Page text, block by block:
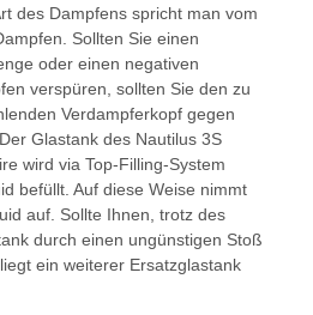
des Dampfens spricht man vom
Sollten Sie einen
oder einen negativen
verspüren, sollten Sie den zu
Verdampferkopf gegen
Glastank des Nautilus 3S
wird via Top-Filling-System
befüllt. Auf diese Weise nimmt
auf. Sollte Ihnen, trotz des
durch einen ungünstigen Stoß
ein weiterer Ersatzglastank